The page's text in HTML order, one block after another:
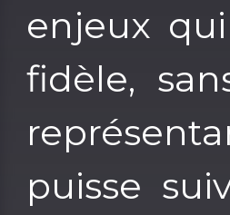
enjeux
fidèle,
puisse